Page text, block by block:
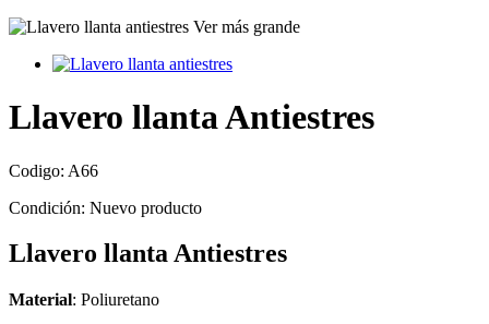
Ver más grande
Llavero llanta Antiestres
Codigo: A66
Condición: Nuevo producto
Llavero llanta Antiestres
Material: Poliuretano